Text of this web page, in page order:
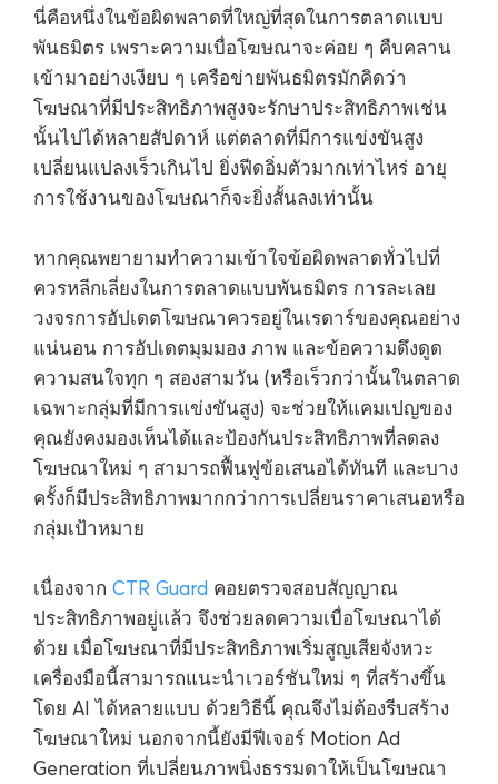
นี่คือหนึ่งในข้อผิดพลาดที่ใหญ่ที่สุดในการตลาดแบบ
พันธมิตร เพราะความเบื่อโฆษณาจะค่อย ๆ คืบคลาน
เข้ามาอย่างเงียบ ๆ เครือข่ายพันธมิตรมักคิดว่า
โฆษณาที่มีประสิทธิภาพสูงจะรักษาประสิทธิภาพเช่น
นั้นไปได้หลายสัปดาห์ แต่ตลาดที่มีการแข่งขันสูง
เปลี่ยนแปลงเร็วเกินไป ยิ่งฟีดอิ่มตัวมากเท่าไหร่ อายุ
การใช้งานของโฆษณาก็จะยิ่งสั้นลงเท่านั้น
หากคุณพยายามทำความเข้าใจข้อผิดพลาดทั่วไปที่
ควรหลีกเลี่ยงในการตลาดแบบพันธมิตร การละเลย
วงจรการอัปเดตโฆษณาควรอยู่ในเรดาร์ของคุณอย่าง
แน่นอน การอัปเดตมุมมอง ภาพ และข้อความดึงดูด
ความสนใจทุก ๆ สองสามวัน (หรือเร็วกว่านั้นในตลาด
เฉพาะกลุ่มที่มีการแข่งขันสูง) จะช่วยให้แคมเปญของ
คุณยังคงมองเห็นได้และป้องกันประสิทธิภาพที่ลดลง
โฆษณาใหม่ ๆ สามารถฟื้นฟูข้อเสนอได้ทันที และบาง
ครั้งก็มีประสิทธิภาพมากกว่าการเปลี่ยนราคาเสนอหรือ
กลุ่มเป้าหมาย
เนื่องจาก CTR Guard คอยตรวจสอบสัญญาณ
ประสิทธิภาพอยู่แล้ว จึงช่วยลดความเบื่อโฆษณาได้
ด้วย เมื่อโฆษณาที่มีประสิทธิภาพเริ่มสูญเสียจังหวะ
เครื่องมือนี้สามารถแนะนำเวอร์ชันใหม่ ๆ ที่สร้างขึ้น
โดย AI ได้หลายแบบ ด้วยวิธีนี้ คุณจึงไม่ต้องรีบสร้าง
โฆษณาใหม่ นอกจากนี้ยังมีฟีเจอร์ Motion Ad
Generation ที่เปลี่ยนภาพนิ่งธรรมดาให้เป็นโฆษณา